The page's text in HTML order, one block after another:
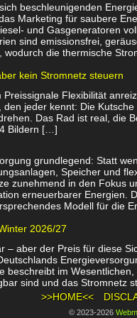
beschleunigenden
Marketing für saubere
und Gasgeneratoren
sind emissionsfrei,
die thermische
kein Stromnetz steuern
Flexibilität
jeder kennt: Die
Das Rad ist real, die
Bildern […]
grundlegend: Statt
Speicher und
zunehmend in den Fokus
erneuerbarer Energien.
Modell für die
2026/27
aber der Preis für diese
beschreibt im
sind und das Stromnetz
>>HOME<<
© 2023-2026